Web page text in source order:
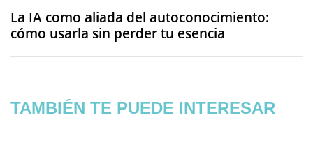
La IA como aliada del autoconocimiento:
cómo usarla sin perder tu esencia
TAMBIÉN TE PUEDE INTERESAR